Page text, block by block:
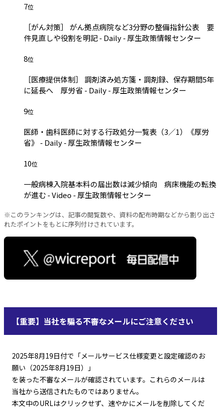
7位
［がん対策］ がん拠点病院など3分野の整備指針公表 要
件見直しや役割を明記 - Daily - 厚生政策情報センター
8位
［医療提供体制］ 調剤済み処方箋・調剤録、保存期間5年
に延長へ 厚労省 - Daily - 厚生政策情報センター
9位
医師・歯科医師に対する行政処分一覧表（3／1）《厚労
省》 - Daily - 厚生政策情報センター
10位
一般病棟入院基本料の届出数は減少傾向 病床機能の転換
が進む - Video - 厚生政策情報センター
※このランキングは、記事の閲覧数や、資料の配布時期などから割り出さ
れたポイントをもとに序列付けされています。
【重要】当社を騙る不審なメールにご注意ください
2025年8月19日付で「メールサービス仕様変更と設定確認のお
願い（2025年8月19日）」
を装った不審なメールが確認されています。これらのメールは
当社から送信されたものではありません。
本文中のURLはクリックせず、速やかにメールを削除してくだ